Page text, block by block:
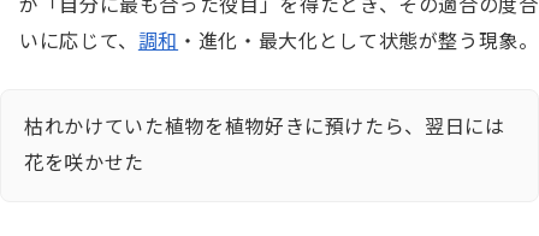
が「自分に最も合った役目」を得たとき、その適合の度合
いに応じて、 調和 ・進化・最大化として状態が整う現象。
枯れかけていた植物を植物好きに預けたら、翌日には
花を咲かせた